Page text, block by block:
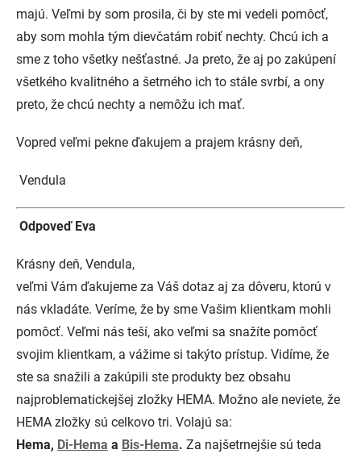
majú. Veľmi by som prosila, či by ste mi vedeli pomôcť,
aby som mohla tým dievčatám robiť nechty. Chcú ich a
sme z toho všetky nešťastné. Ja preto, že aj po zakúpení
všetkého kvalitného a šetrného ich to stále svrbí, a ony
preto, že chcú nechty a nemôžu ich mať.
Vopred veľmi pekne ďakujem a prajem krásny deň,
Vendula
Odpoveď Eva
Krásny deň, Vendula,
veľmi Vám ďakujeme za Váš dotaz aj za dôveru, ktorú v
nás vkladáte. Veríme, že by sme Vašim klientkam mohli
pomôcť. Veľmi nás teší, ako veľmi sa snažíte pomôcť
svojim klientkam, a vážime si takýto prístup. Vidíme, že
ste sa snažili a zakúpili ste produkty bez obsahu
najproblematickejšej zložky HEMA. Možno ale neviete, že
HEMA zložky sú celkovo tri. Volajú sa:
Hema, Di-Hema a Bis-Hema. Za najšetrnejšie sú teda